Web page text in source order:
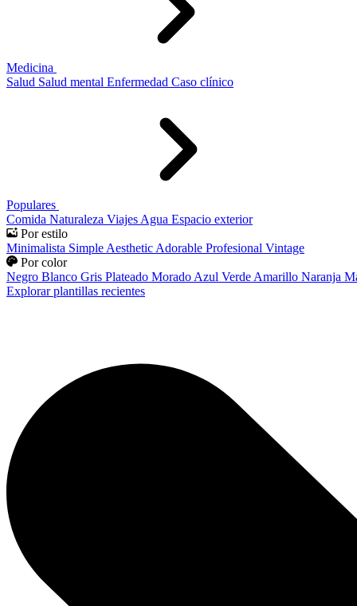
Medicina
Salud Salud mental Enfermedad Caso clínico
Populares
Comida Naturaleza Viajes Agua Espacio exterior
Por estilo
Minimalista Simple Aesthetic Adorable Profesional Vintage
Por color
Negro Blanco Gris Plateado Morado Azul Verde Amarillo Naranja
Explorar plantillas recientes